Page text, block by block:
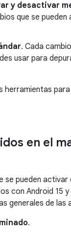
y desactivar
que se
. Cada
usar para
en el
pueden
con Android 15
generales de las
.